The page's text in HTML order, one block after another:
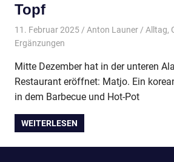
Topf
11. Februar 2025 Anton Launer Alltag,
Ergänzungen
Mitte Dezember hat in der unteren
Restaurant eröffnet: Matjo. Ein
in dem Barbecue und Hot-Pot
WEITERLESEN